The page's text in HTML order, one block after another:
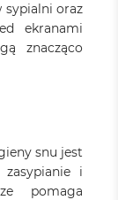
sypialni oraz
ekranami
znacząco
snu jest
zasypianie i
pomaga